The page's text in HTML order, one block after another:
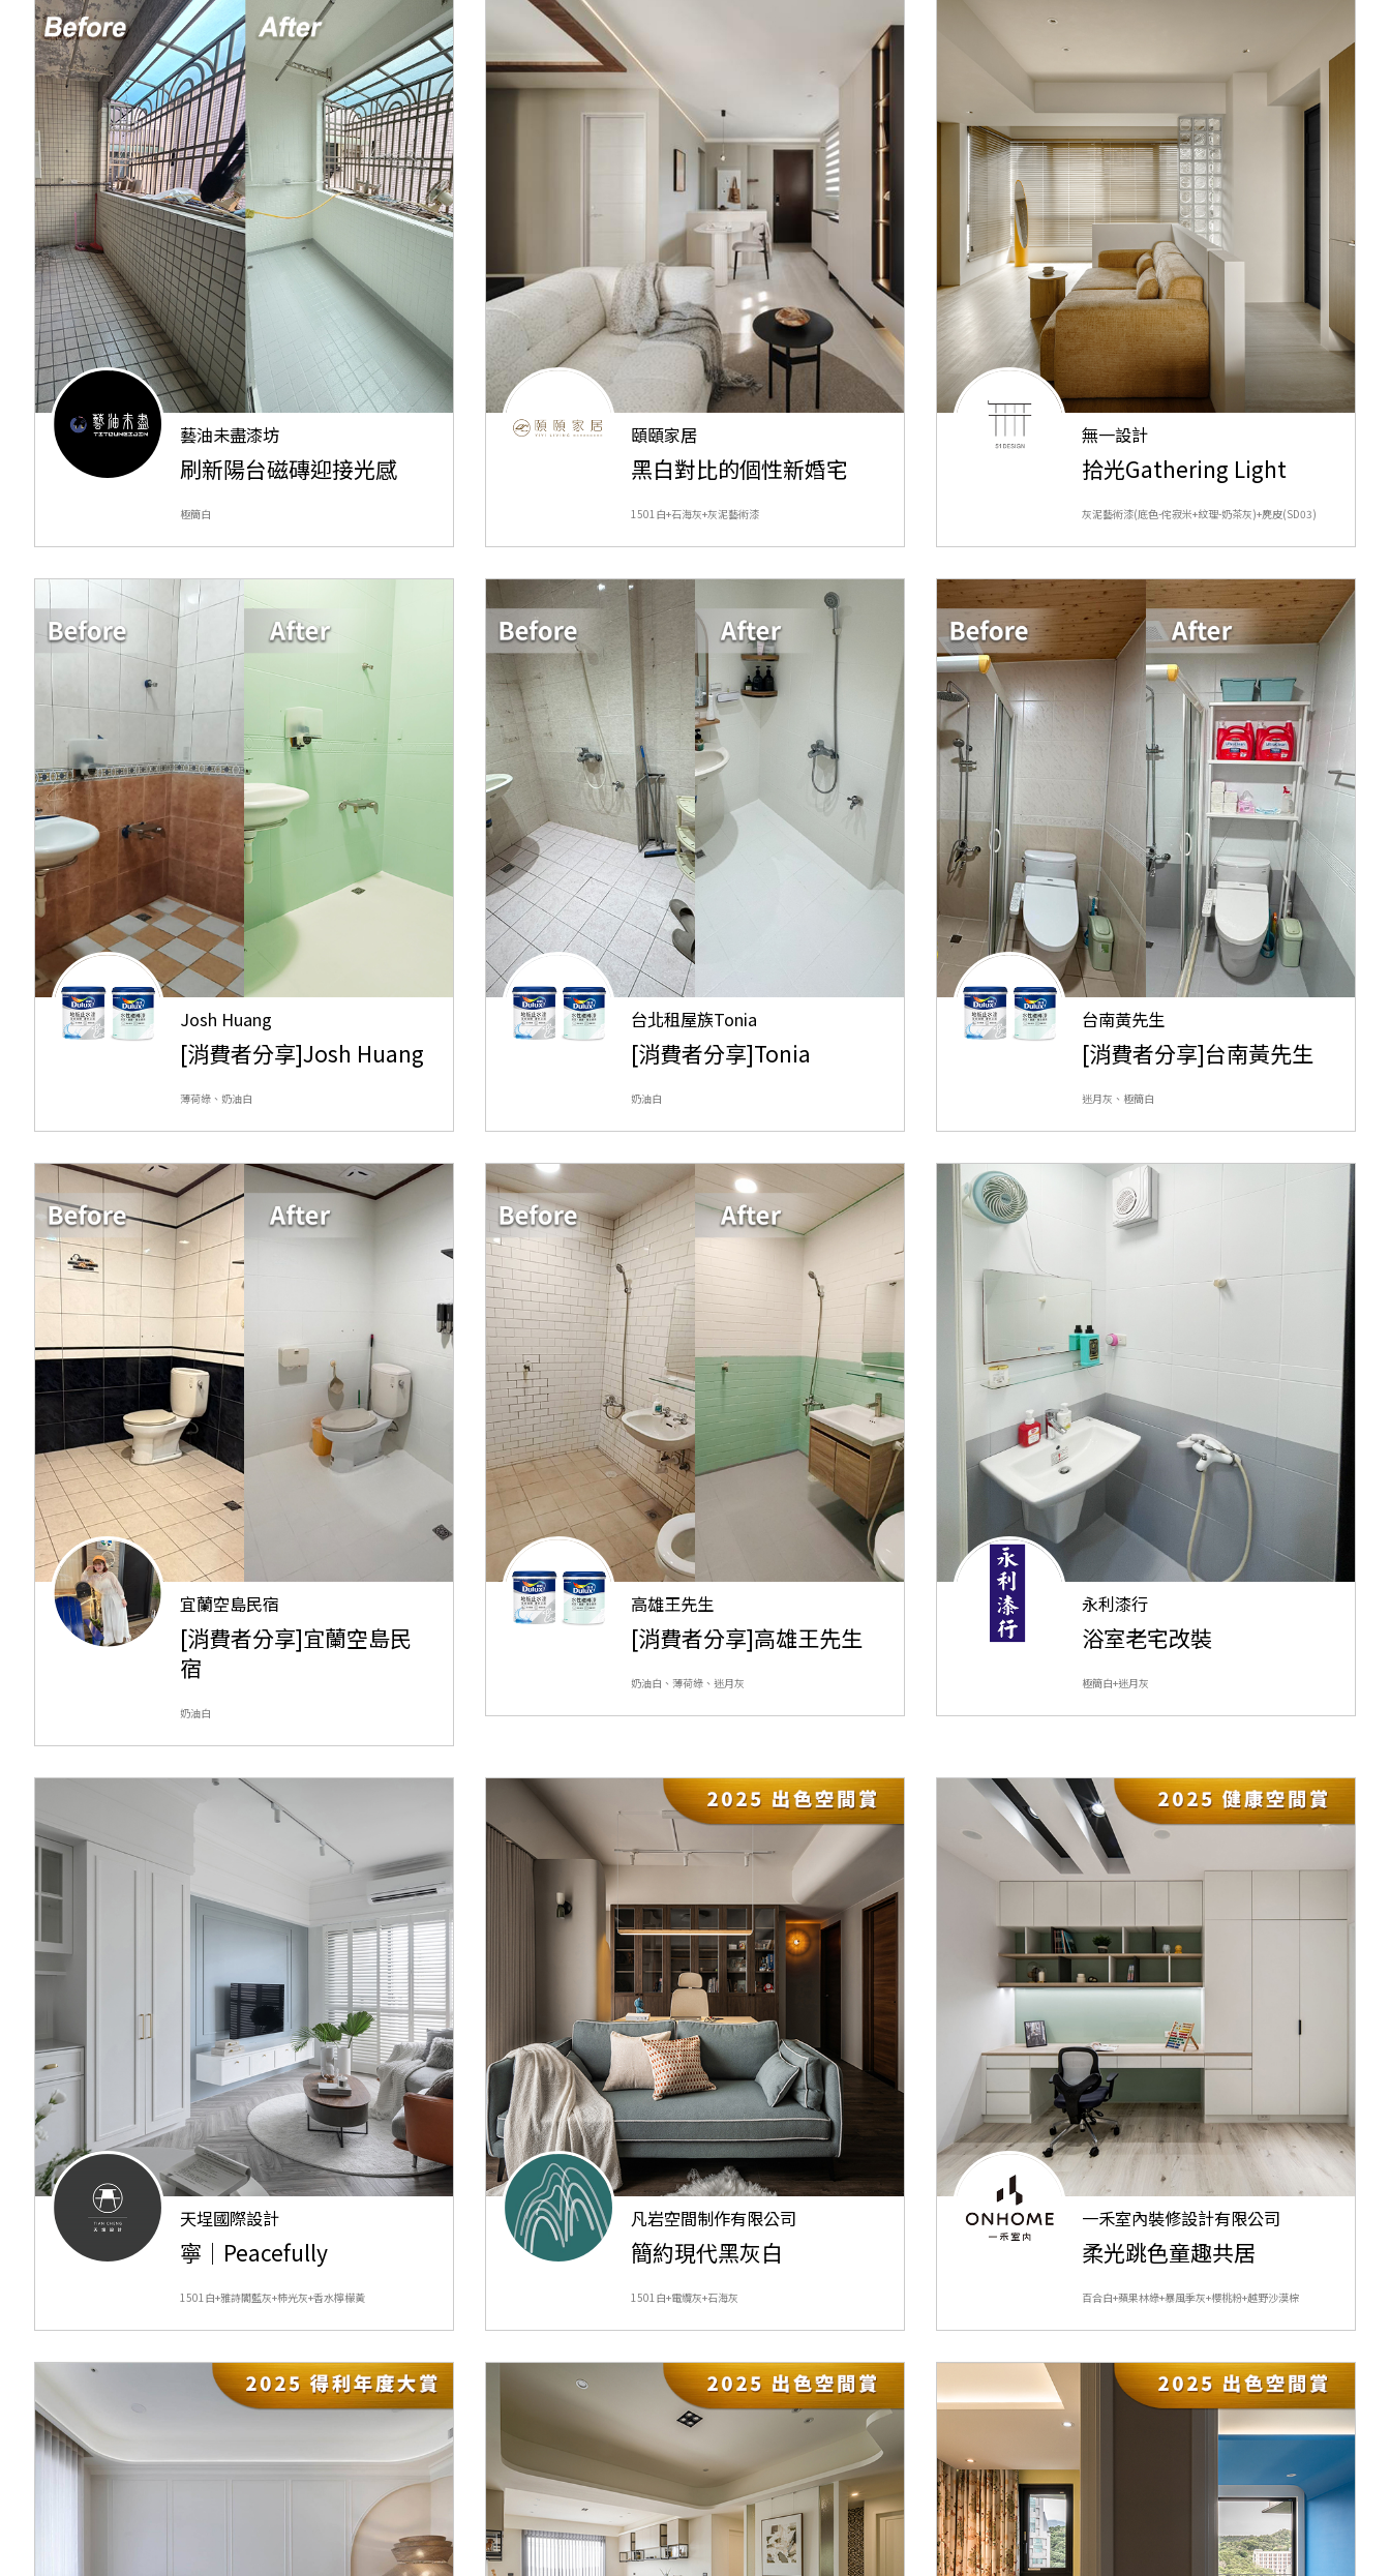
藝油未盡漆坊
刷新陽台磁磚迎接光感
極簡白
頤頤家居
黑白對比的個性新婚宅
1501白+石海灰+灰泥藝術漆
無一設計
拾光Gathering Light
灰泥藝術漆(底色-侘寂米+紋理-奶茶灰)+麂皮(SD03)
Josh Huang
[消費者分享]Josh Huang
薄荷綠、奶油白
台北租屋族Tonia
[消費者分享]Tonia
奶油白
台南黃先生
[消費者分享]台南黃先生
迷月灰、極簡白
宜蘭空島民宿
[消費者分享]宜蘭空島民
宿
奶油白
高雄王先生
[消費者分享]高雄王先生
奶油白、薄荷綠、迷月灰
永利漆行
浴室老宅改裝
極簡白+迷月灰
天埕國際設計
寧｜Peacefully
1501白+雅詩閣藍灰+柿光灰+香水檸檬黃
凡岩空間制作有限公司
簡約現代黑灰白
1501白+電纜灰+石海灰
一禾室內裝修設計有限公司
柔光跳色童趣共居
百合白+蘋果林綠+暴風季灰+櫻桃粉+越野沙漠棕